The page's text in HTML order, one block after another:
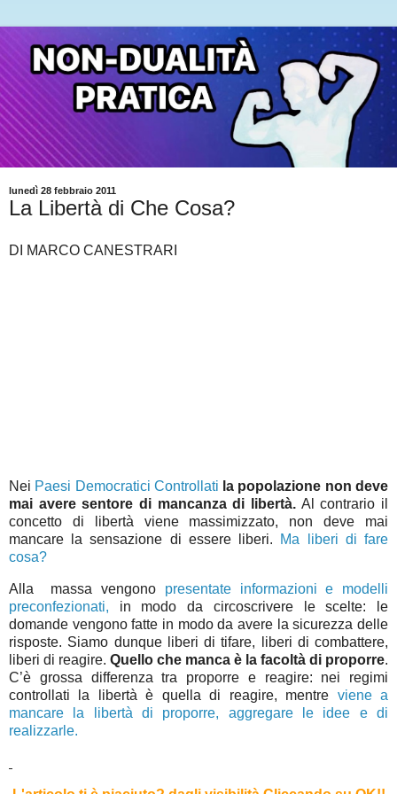
lunedì 28 febbraio 2011
La Libertà di Che Cosa?
DI MARCO CANESTRARI
Nei Paesi Democratici Controllati la popolazione non deve
mai avere sentore di mancanza di libertà. Al contrario il
concetto di libertà viene massimizzato, non deve mai
mancare la sensazione di essere liberi. Ma liberi di fare
cosa?
Alla massa vengono presentate informazioni e modelli
preconfezionati, in modo da circoscrivere le scelte: le
domande vengono fatte in modo da avere la sicurezza delle
risposte. Siamo dunque liberi di tifare, liberi di combattere,
liberi di reagire. Quello che manca è la facoltà di proporre.
C’è grossa differenza tra proporre e reagire: nei regimi
controllati la libertà è quella di reagire, mentre viene a
mancare la libertà di proporre, aggregare le idee e di
realizzarle.